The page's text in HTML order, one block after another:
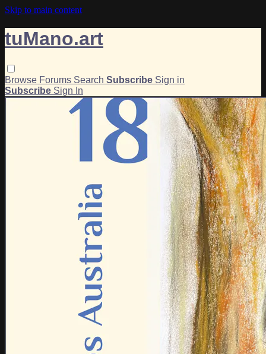
Skip to main content
tuMano.art
Browse Forums Search Subscribe Sign in
Subscribe Sign In